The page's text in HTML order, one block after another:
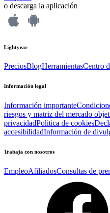
o descarga la aplicación
Lightyear
PreciosBlogHerramientasCentro
Información legal
Información importante
riesgos y matriz del mercado
privacidadPolítica de cookies
accesibilidadInformación de
Trabaja con nosotros
EmpleoAfiliadosConsultas de